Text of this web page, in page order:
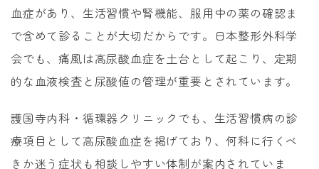
血症があり、生活習慣や腎機能、服用中の薬の確認ま
で含めて診ることが大切だからです。日本整形外科学
会でも、痛風は高尿酸血症を土台として起こり、定期
的な血液検査と尿酸値の管理が重要とされています。
護国寺内科・循環器クリニックでも、生活習慣病の診
療項目として高尿酸血症を掲げており、何科に行くべ
きか迷う症状も相談しやすい体制が案内されていま